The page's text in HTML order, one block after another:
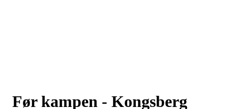
Før kampen - Kongsberg